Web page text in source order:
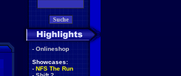
- Onlineshop
Showcases:
- NFS The Run